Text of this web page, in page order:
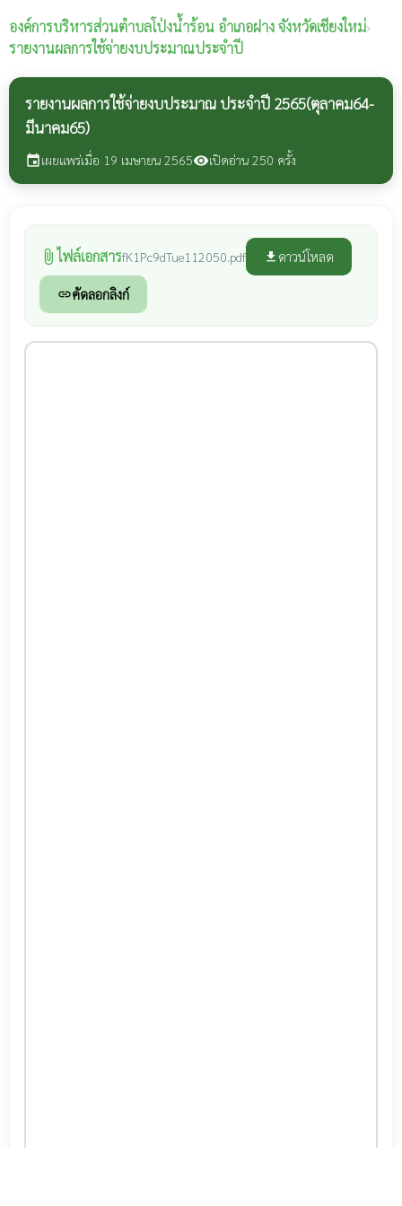
องค์การบริหารส่วนตำบลโป่งน้ำร้อน อำเภอฝาง จังหวัดเชียงใหม่›
รายงานผลการใช้จ่ายงบประมาณประจำปี
รายงานผลการใช้จ่ายงบประมาณ ประจำปี 2565(ตุลาคม64-
มีนาคม65)
eventเผยแพร่เมื่อ 19 เมษายน 2565visibilityเปิดอ่าน 250 ครั้ง
attach_file ไฟล์เอกสารfK1Pc9dTue112050.pdf file_download ดาวน์โหลด
linkคัดลอกลิงก์